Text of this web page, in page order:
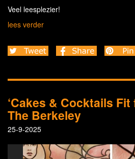
Veel leesplezier!
lees verder
‘Cakes & Cocktails Fit
The Berkeley
25-9-2025